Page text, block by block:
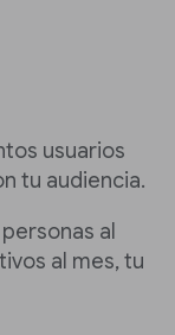
usuarios
tu audiencia.
al
al mes, tu